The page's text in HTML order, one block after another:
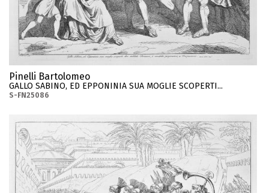
Pinelli Bartolomeo
GALLO SABINO, ED EPPONINIA SUA MOGLIE SCOPERTI...
S-FN25086